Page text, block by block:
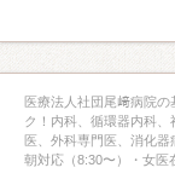
医療法人社団尾﨑病院
ク！内科、循環器内科
医、外科専門医、消化
朝対応（8:30〜）・女医